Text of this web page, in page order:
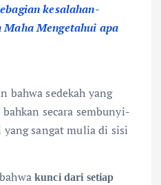
kesalahan-
Mengetahui apa
bahwa sedekah yang
secara sembunyi-
sangat mulia di sisi
kunci dari setiap